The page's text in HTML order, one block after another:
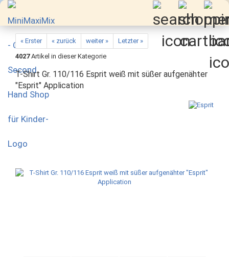
« Erster « zurück weiter »
Letzter »
4027Artikel in dieser Kategorie
T-Shirt Gr. 110/116 Esprit weiß mit süßer aufgenähter
"Esprit" Application